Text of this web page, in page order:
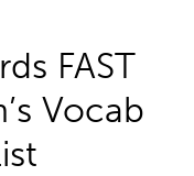
FAST
Vocab